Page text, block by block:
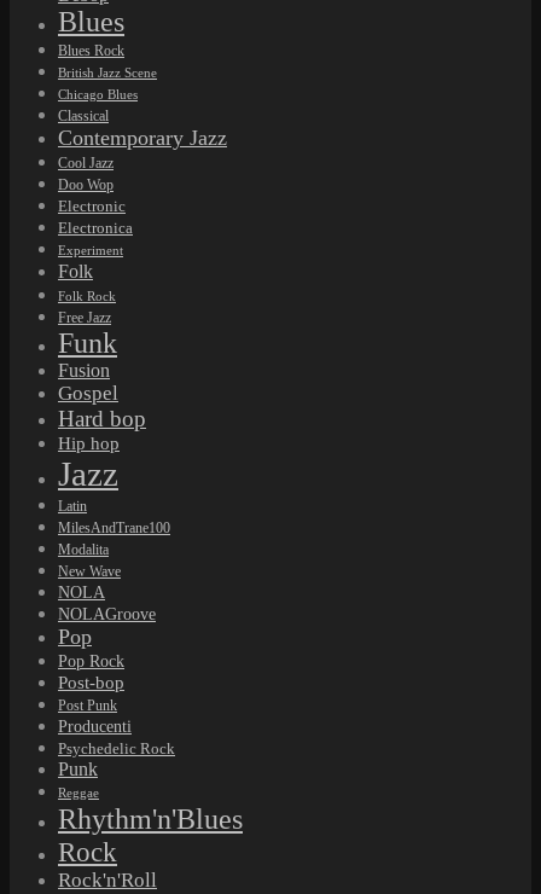
Blues
Blues Rock
British Jazz Scene
Chicago Blues
Classical
Contemporary Jazz
Cool Jazz
Doo Wop
Electronic
Electronica
Experiment
Folk
Folk Rock
Free Jazz
Funk
Fusion
Gospel
Hard bop
Hip hop
Jazz
Latin
MilesAndTrane100
Modalita
New Wave
NOLA
NOLAGroove
Pop
Pop Rock
Post-bop
Post Punk
Producenti
Psychedelic Rock
Punk
Reggae
Rhythm'n'Blues
Rock
Rock'n'Roll